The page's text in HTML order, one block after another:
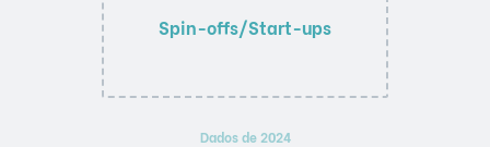
Spin-offs/Start-ups
Dados de 2024